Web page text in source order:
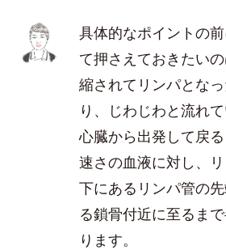
具体的なポイントの
て押さえておきたい
縮されてリンパとな
り、じわじわと流れ
心臓から出発して戻
速さの血液に対し、
下にあるリンパ管の
る鎖骨付近に至るま
ります。